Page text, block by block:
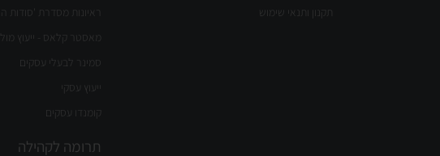
תקנון ותנאי שימוש
ראיונות מסדרת
מאסטר קלאס - ייעוץ
סמינר לבעלי עסקים
ייעוץ עסקי
קומנדו עסקים
תרומה לקהילה